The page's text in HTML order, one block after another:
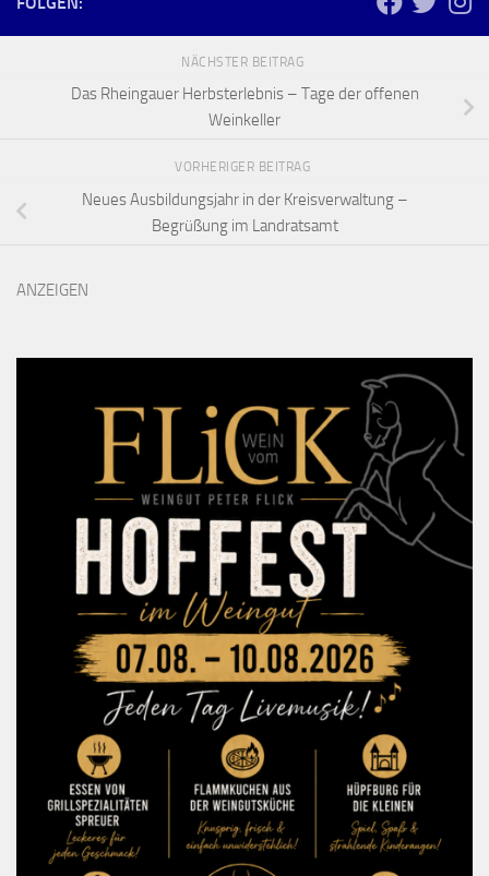
NÄCHSTER BEITRAG
Das Rheingauer Herbsterlebnis – Tage der offenen
Weinkeller
VORHERIGER BEITRAG
Neues Ausbildungsjahr in der Kreisverwaltung –
Begrüßung im Landratsamt
ANZEIGEN